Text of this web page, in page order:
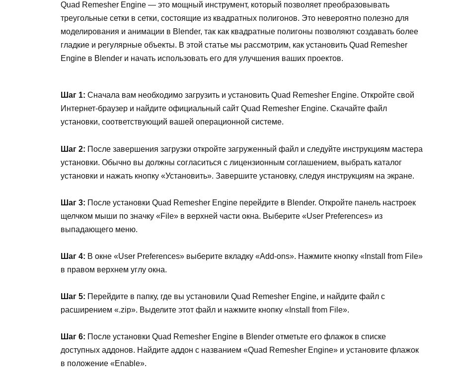
Quad Remesher Engine — это мощный инструмент, который позволяет преобразовывать
треугольные сетки в сетки, состоящие из квадратных полигонов. Это невероятно полезно для
моделирования и анимации в Blender, так как квадратные полигоны позволяют создавать более
гладкие и регулярные объекты. В этой статье мы рассмотрим, как установить Quad Remesher
Engine в Blender и начать использовать его для улучшения ваших проектов.
Шаг 1: Сначала вам необходимо загрузить и установить Quad Remesher Engine. Откройте свой
Интернет-браузер и найдите официальный сайт Quad Remesher Engine. Скачайте файл
установки, соответствующий вашей операционной системе.
Шаг 2: После завершения загрузки откройте загруженный файл и следуйте инструкциям мастера
установки. Обычно вы должны согласиться с лицензионным соглашением, выбрать каталог
установки и нажать кнопку «Установить». Завершите установку, следуя инструкциям на экране.
Шаг 3: После установки Quad Remesher Engine перейдите в Blender. Откройте панель настроек
щелчком мыши по значку «File» в верхней части окна. Выберите «User Preferences» из
выпадающего меню.
Шаг 4: В окне «User Preferences» выберите вкладку «Add-ons». Нажмите кнопку «Install from File»
в правом верхнем углу окна.
Шаг 5: Перейдите в папку, где вы установили Quad Remesher Engine, и найдите файл с
расширением «.zip». Выделите этот файл и нажмите кнопку «Install from File».
Шаг 6: После установки Quad Remesher Engine в Blender отметьте его флажок в списке
доступных аддонов. Найдите аддон с названием «Quad Remesher Engine» и установите флажок
в положение «Enable».